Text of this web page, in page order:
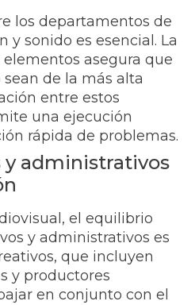
los departamentos de
y sonido es esencial. La
asegura que
de la más alta
entre estos
una ejecución
rápida de problemas.
y administrativos
el equilibrio
y administrativos es
que incluyen
y productores
en conjunto con el